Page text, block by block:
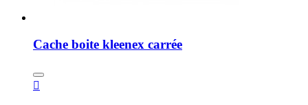
Cache boite kleenex carrée
